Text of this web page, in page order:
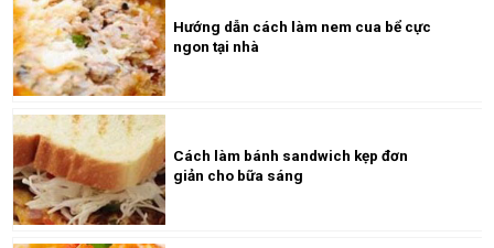
Hướng dẫn cách làm nem cua bể cực
ngon tại nhà
Cách làm bánh sandwich kẹp đơn
giản cho bữa sáng